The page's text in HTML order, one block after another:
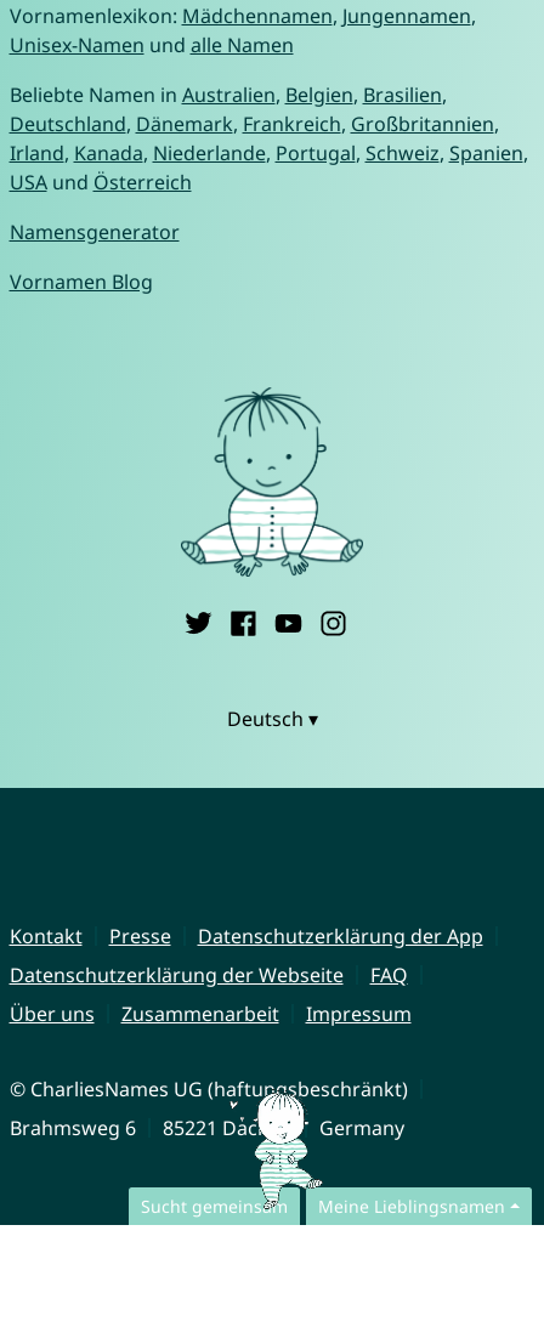
Sucht gemeinsam Meine Lieblingsnamen
Vornamenlexikon: Mädchennamen, Jungennamen,
Unisex-Namen und alle Namen
Beliebte Namen in Australien, Belgien, Brasilien,
Deutschland, Dänemark, Frankreich, Großbritannien,
Irland, Kanada, Niederlande, Portugal, Schweiz, Spanien,
USAund Österreich
Namensgenerator
Vornamen Blog
Deutsch ▾
Kontakt Presse
Datenschutzerklärung der App
Datenschutzerklärung der Webseite
FAQ
Über uns
Zusammenarbeit Impressum
© CharliesNames UG (haftungsbeschränkt)
Brahmsweg 6
85221 Dachau Germany